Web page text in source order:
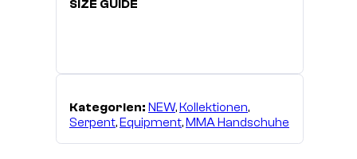
SIZE GUIDE
Kategorien: NEW,Kollektionen,
Serpent,Equipment,MMA Handschuhe